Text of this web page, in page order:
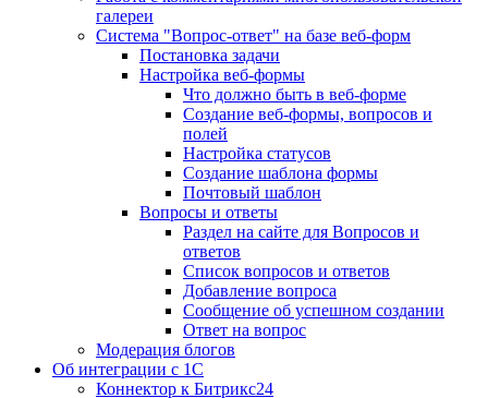
галереи
Система "Вопрос-ответ" на базе веб-форм
Постановка задачи
Настройка веб-формы
Что должно быть в веб-форме
Создание веб-формы, вопросов и
полей
Настройка статусов
Создание шаблона формы
Почтовый шаблон
Вопросы и ответы
Раздел на сайте для Вопросов и
ответов
Список вопросов и ответов
Добавление вопроса
Сообщение об успешном создании
Ответ на вопрос
Модерация блогов
Об интеграции с 1С
Коннектор к Битрикс24